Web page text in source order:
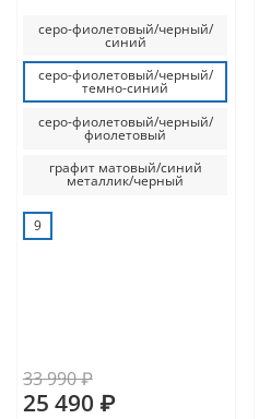
серо-фиолетовый/черный/
синий
серо-фиолетовый/черный/
темно-синий
серо-фиолетовый/черный/
фиолетовый
графит матовый/синий
металлик/черный
9
33 990 ₽
25 490 ₽